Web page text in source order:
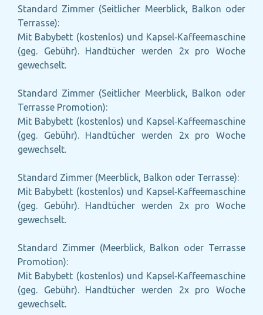
Standard Zimmer (Seitlicher Meerblick, Balkon oder
Terrasse):
Mit Babybett (kostenlos) und Kapsel‑Kaffeemaschine
(geg. Gebühr). Handtücher werden 2x pro Woche
gewechselt.
Standard Zimmer (Seitlicher Meerblick, Balkon oder
Terrasse Promotion):
Mit Babybett (kostenlos) und Kapsel‑Kaffeemaschine
(geg. Gebühr). Handtücher werden 2x pro Woche
gewechselt.
Standard Zimmer (Meerblick, Balkon oder Terrasse):
Mit Babybett (kostenlos) und Kapsel‑Kaffeemaschine
(geg. Gebühr). Handtücher werden 2x pro Woche
gewechselt.
Standard Zimmer (Meerblick, Balkon oder Terrasse
Promotion):
Mit Babybett (kostenlos) und Kapsel‑Kaffeemaschine
(geg. Gebühr). Handtücher werden 2x pro Woche
gewechselt.